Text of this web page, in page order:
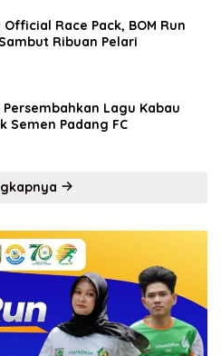
Race Pack, BOM Run
Ribuan Pelari
Lagu Kabau
Semen Padang FC